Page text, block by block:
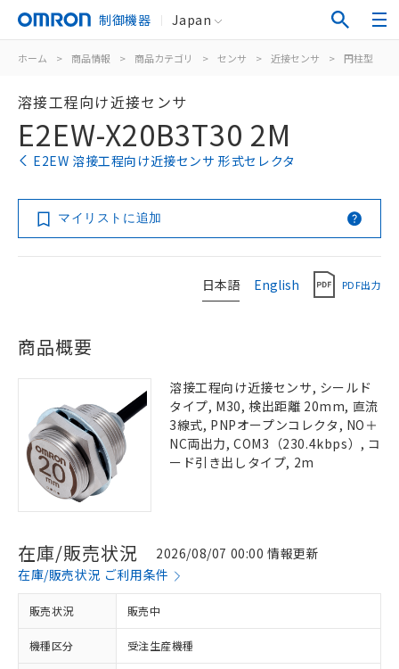
制御機器 Japan
ホーム > 商品情報 > 商品カテゴリ > センサ > 近接センサ > 円柱型
溶接工程向け近接センサ
E2EW-X20B3T30 2M
E2EW 溶接工程向け近接センサ 形式セレクタ
マイリストに追加
日本語 English PDF出力
商品概要
溶接工程向け近接センサ, シールド
タイプ, M30, 検出距離 20mm, 直流
3線式, PNPオープンコレクタ, NO＋
NC両出力, COM3（230.4kbps）, コ
ード引き出しタイプ, 2m
在庫/販売状況
2026/08/07 00:00 情報更新
在庫/販売状況 ご利用条件
販売状況 販売中
機種区分 受注生産機種